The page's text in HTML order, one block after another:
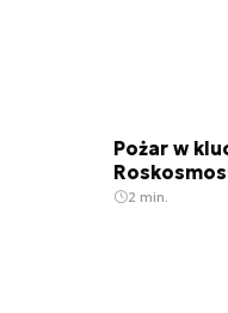
Pożar w
2 min.